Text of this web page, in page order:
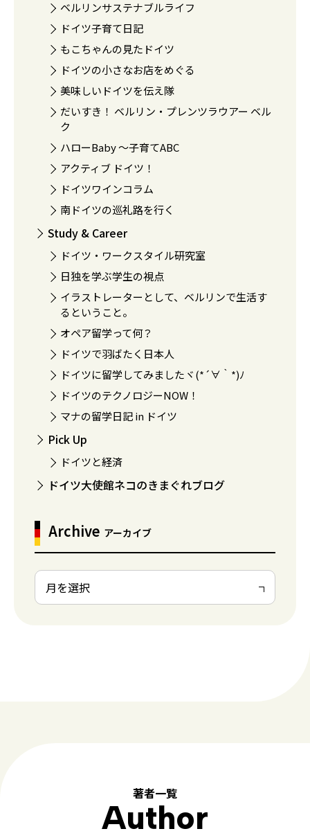
ベルリンサステナブルライフ
ドイツ子育て日記
もこちゃんの見たドイツ
ドイツの小さなお店をめぐる
美味しいドイツを伝え隊
だいすき！ ベルリン・プレンツラウアー ベル
ク
ハローBaby 〜子育てABC
アクティブ ドイツ！
ドイツワインコラム
南ドイツの巡礼路を行く
Study & Career
ドイツ・ワークスタイル研究室
日独を学ぶ学生の視点
イラストレーターとして、ベルリンで生活す
るということ。
オペア留学って何？
ドイツで羽ばたく日本人
ドイツに留学してみましたヾ(*´∀｀*)ﾉ
ドイツのテクノロジーNOW！
マナの留学日記 in ドイツ
Pick Up
ドイツと経済
ドイツ大使館ネコのきまぐれブログ
Archive アーカイブ
著者一覧
Author